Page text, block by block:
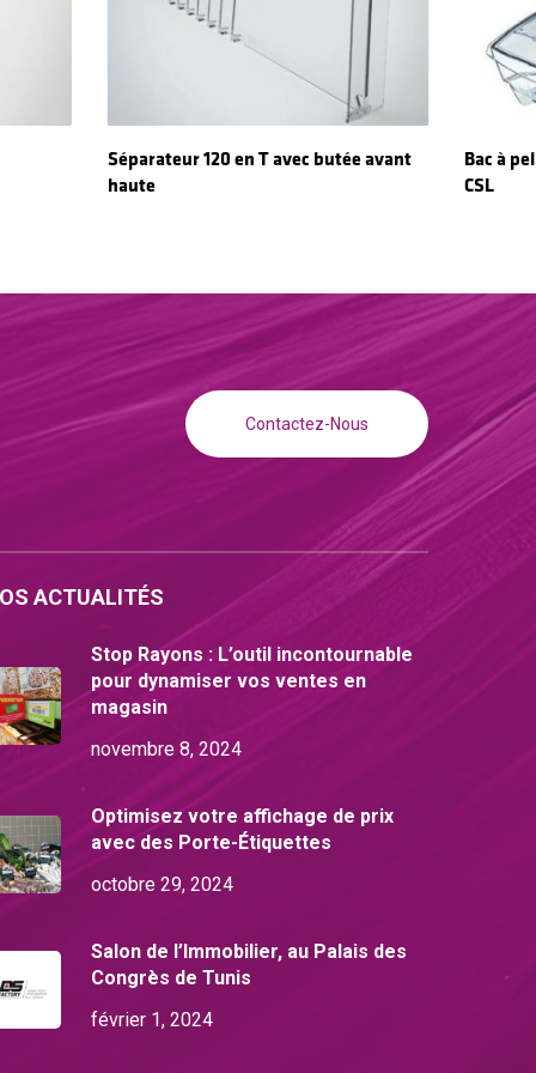
Read More
Séparateur 120 en T avec butée avant
haute
Bac à
CSL
Contactez-Nous
ACTUALITÉS
Stop Rayons : L’outil incontournable
pour dynamiser vos ventes en
magasin
novembre 8, 2024
Optimisez votre affichage de prix
avec des Porte-Étiquettes
octobre 29, 2024
Salon de l’Immobilier, au Palais des
Congrès de Tunis
février 1, 2024